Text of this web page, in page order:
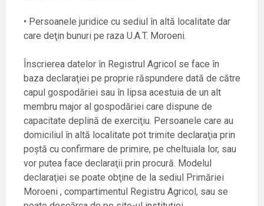
• Persoanele juridice cu sediul în altă localitate dar
care deţin bunuri pe raza U.A.T. Moroeni.
Înscrierea datelor în Registrul Agricol se face în
baza declaraţiei pe proprie răspundere dată de către
capul gospodăriei sau în lipsa acestuia de un alt
membru major al gospodăriei care dispune de
capacitate deplină de exerciţiu. Persoanele care au
domiciliul în altă localitate pot trimite declaraţia prin
poştă cu confirmare de primire, pe cheltuiala lor, sau
vor putea face declaraţii prin procură. Modelul
declaraţiei se poate obţine de la sediul Primăriei
Moroeni , compartimentul Registru Agricol, sau se